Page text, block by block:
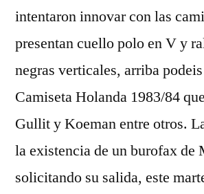
intentaron innovar con las
presentan cuello polo en V y
negras verticales, arriba
Camiseta Holanda 1983/84
Gullit y Koeman entre otros.
la existencia de un burofax de
solicitando su salida, este